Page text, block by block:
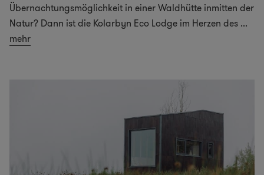
Übernachtungsmöglichkeit in einer Waldhütte inmitten der
Natur? Dann ist die Kolarbyn Eco Lodge im Herzen des ...
mehr